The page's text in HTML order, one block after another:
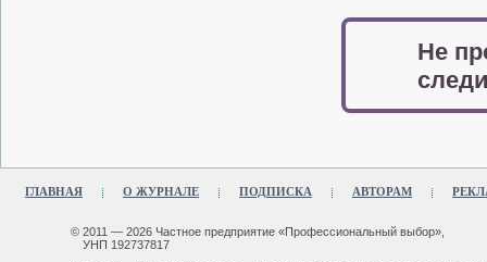
Не
ГЛАВНАЯ О ЖУРНАЛЕ ПОДПИСКА АВТОРАМ
© 2011 — 2026 Частное предприятие «Профессиональный выбор»,
УНП 192737817